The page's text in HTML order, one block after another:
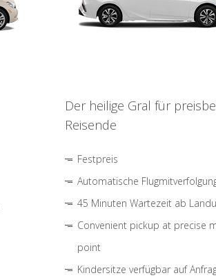
Der heilige Gral für
Reisende
Festpreis
Automatische
45 Minuten Wartezeit ab
Convenient pickup at precise
point
Kindersitze verfügbar auf